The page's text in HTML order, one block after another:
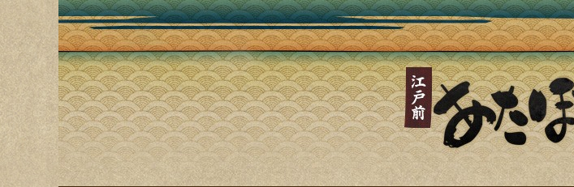
あたぼう鮨ブログ
る本格江戸前寿司～
あたぼう鮨ブログ